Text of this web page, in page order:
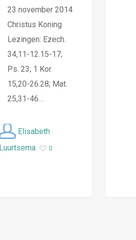
23 november 2014
Christus Koning
Lezingen: Ezech.
34,11-12.15-17;
Ps. 23; 1 Kor.
15,20-26.28; Mat.
25,31-46…
Elisabeth
Luurtsema
0